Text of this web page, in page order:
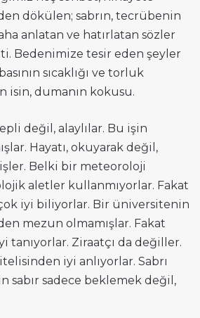
dökülen; sabrın, tecrübenin
anlatan ve hatırlatan sözler
Bedenimize tesir eden şeyler
sıcaklığı ve torluk
isin, dumanın kokusu.
değil, alaylılar. Bu işin
Hayatı, okuyarak değil,
Belki bir meteoroloji
aletler kullanmıyorlar. Fakat
çok iyi biliyorlar. Bir üniversitenin
mezun olmamışlar. Fakat
tanıyorlar. Ziraatçı da değiller.
iyi anlıyorlar. Sabrı
sabır sadece beklemek değil,